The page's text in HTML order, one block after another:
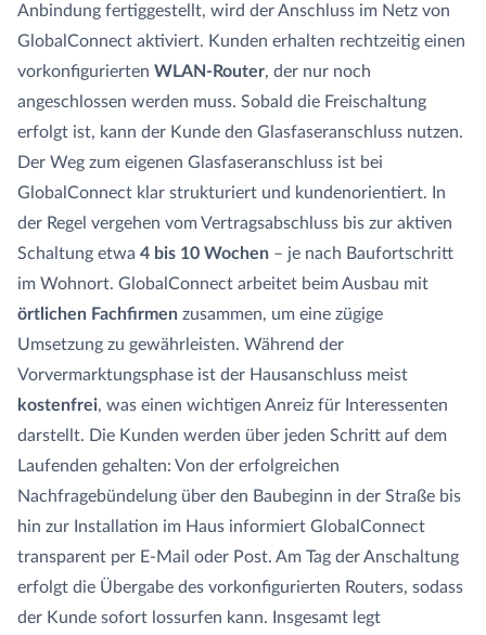
Anbindung fertiggestellt, wird der Anschluss im Netz von
GlobalConnect aktiviert. Kunden erhalten rechtzeitig einen
vorkonfigurierten WLAN-Router, der nur noch
angeschlossen werden muss. Sobald die Freischaltung
erfolgt ist, kann der Kunde den Glasfaseranschluss nutzen.
Der Weg zum eigenen Glasfaseranschluss ist bei
GlobalConnect klar strukturiert und kundenorientiert. In
der Regel vergehen vom Vertragsabschluss bis zur aktiven
Schaltung etwa 4 bis 10 Wochen – je nach Baufortschritt
im Wohnort. GlobalConnect arbeitet beim Ausbau mit
örtlichen Fachfirmen zusammen, um eine zügige
Umsetzung zu gewährleisten. Während der
Vorvermarktungsphase ist der Hausanschluss meist
kostenfrei, was einen wichtigen Anreiz für Interessenten
darstellt. Die Kunden werden über jeden Schritt auf dem
Laufenden gehalten: Von der erfolgreichen
Nachfragebündelung über den Baubeginn in der Straße bis
hin zur Installation im Haus informiert GlobalConnect
transparent per E-Mail oder Post. Am Tag der Anschaltung
erfolgt die Übergabe des vorkonfigurierten Routers, sodass
der Kunde sofort lossurfen kann. Insgesamt legt